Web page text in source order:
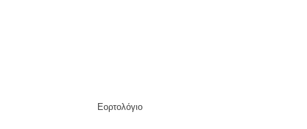
Εορτολόγιο